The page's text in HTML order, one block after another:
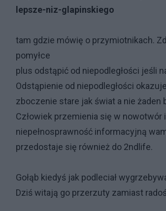
lepsze-niz-glapinskiego
tam gdzie mówię o przymiotnikach.
pomyłce
plus odstąpić od niepodległości jeśli
Odstąpienie od niepodległości
zboczenie stare jak świat a nie żaden
Człowiek przemienia się w
niepełnosprawność informacyjną
przedostaje się również do 2ndlife.
Gołąb kiedyś jak podleciał
Dziś witają go przerzuty zamiast